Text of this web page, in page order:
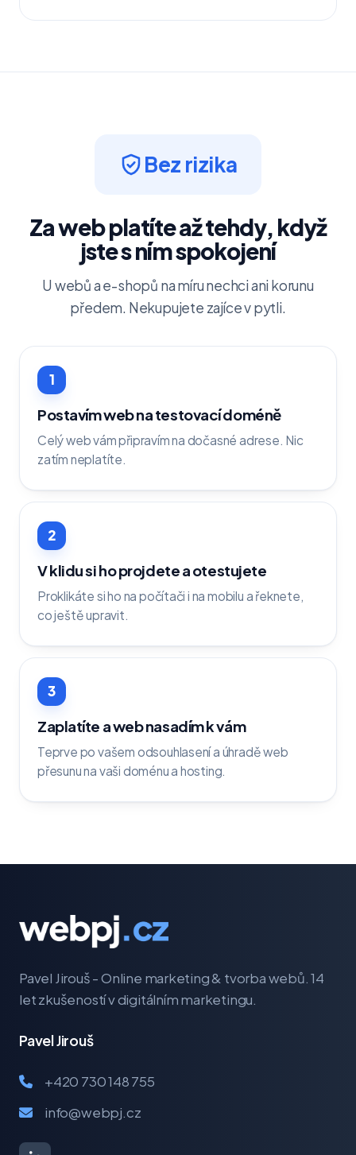
Bez rizika
Za web platíte až tehdy, když
jste s ním spokojení
U webů a e-shopů na míru nechci ani korunu
předem. Nekupujete zajíce v pytli.
1
Postavím web na testovací doméně
Celý web vám připravím na dočasné adrese. Nic
zatím neplatíte.
2
V klidu si ho projdete a otestujete
Proklikáte si ho na počítači i na mobilu a řeknete,
co ještě upravit.
3
Zaplatíte a web nasadím k vám
Teprve po vašem odsouhlasení a úhradě web
přesunu na vaši doménu a hosting.
Pavel Jirouš - Online marketing & tvorba webů. 14
let zkušeností v digitálním marketingu.
Pavel Jirouš
+420 730 148 755
info@webpj.cz